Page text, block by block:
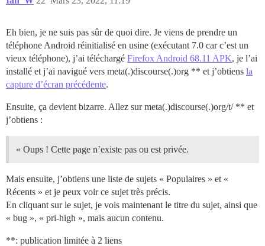
Eh bien, je ne suis pas sûr de quoi dire. Je viens de prendre un
téléphone Android réinitialisé en usine (exécutant 7.0 car c’est un
vieux téléphone), j’ai téléchargé Firefox Android 68.11 APK, je l’ai
installé et j’ai navigué vers meta(.)discourse(.)org ** et j’obtiens la
capture d’écran précédente.
Ensuite, ça devient bizarre. Allez sur meta(.)discourse(.)org/t/ ** et
j’obtiens :
« Oups ! Cette page n’existe pas ou est privée.
Mais ensuite, j’obtiens une liste de sujets « Populaires » et «
Récents » et je peux voir ce sujet très précis.
En cliquant sur le sujet, je vois maintenant le titre du sujet, ainsi que
« bug », « pri-high », mais aucun contenu.
**: publication limitée à 2 liens